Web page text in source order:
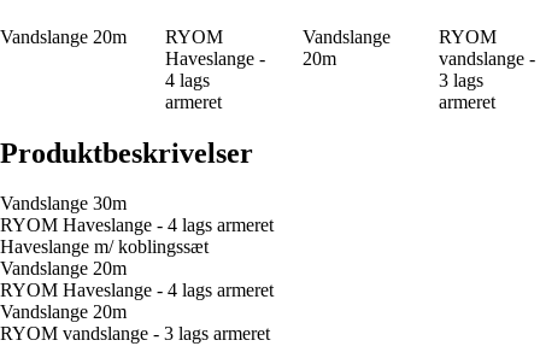
Vandslange 20m
RYOM
Haveslange -
4 lags
armeret
Vandslange
20m
RYOM
vandslange -
3 lags
armeret
Produktbeskrivelser
Vandslange 30m
RYOM Haveslange - 4 lags armeret
Haveslange m/ koblingssæt
Vandslange 20m
RYOM Haveslange - 4 lags armeret
Vandslange 20m
RYOM vandslange - 3 lags armeret